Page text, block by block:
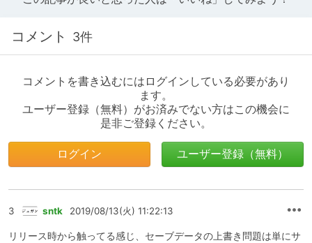
コメント 3件
コメントを書き込むにはログインしている必要があり
ます。
ユーザー登録（無料）がお済みでない方はこの機会に
是非ご登録ください。
ログイン ユーザー登録（無料）
3 sntk 2019/08/13(火) 11:22:13
リリース時から触ってる感じ、セーブデータの上書き問題は単にサ